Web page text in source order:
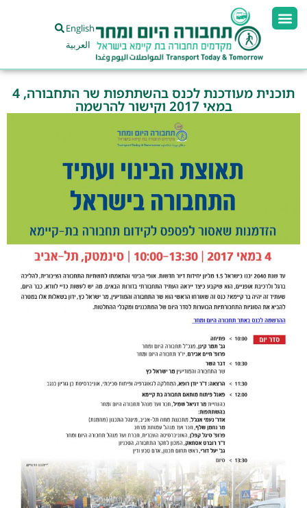
English
العربية
תוכנית מעודכנת לכנס בהשתתפות שר התחבורה, 4
במאי 2017 וקישור להרשמה